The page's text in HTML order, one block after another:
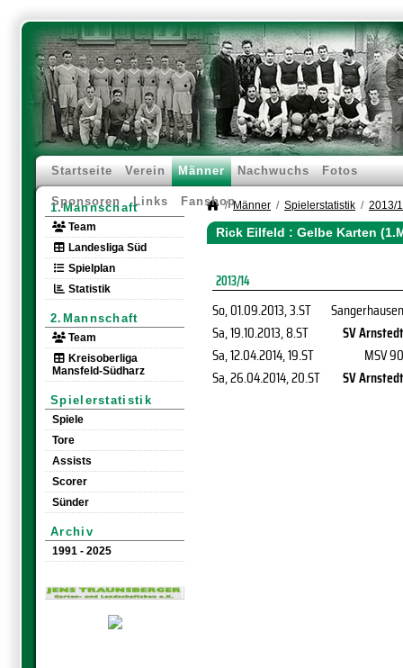
Startseite Verein Männer Nachwuchs Fotos
Sponsoren Links Fanshop
1.Mannschaft
Team
Landesliga Süd
Spielplan
Statistik
2.Mannschaft
Team
Kreisoberliga
Mansfeld-Südharz
Spielerstatistik
Spiele
Tore
Assists
Scorer
Sünder
Archiv
1991 - 2025
Männer Spielerstatistik 2013/
Rick Eilfeld : Gelbe Karten
2013/14
So, 01.09.2013, 3.ST
Sangerhausen
Sa, 19.10.2013, 8.ST
SV Arnstedt
Sa, 12.04.2014, 19.ST
MSV 90
Sa, 26.04.2014, 20.ST SV Arnstedt